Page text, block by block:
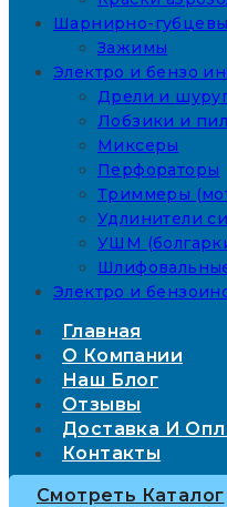
Шарнирно-
Зажимы
Электро и бензо
Дрели и
Лобзики и
Миксеры
Перфораторы
Триммеры
Удлинители
УШМ
Электро и
Главная
О Компании
Наш Блог
Отзывы
Доставка И
Контакты
Смотреть Каталог